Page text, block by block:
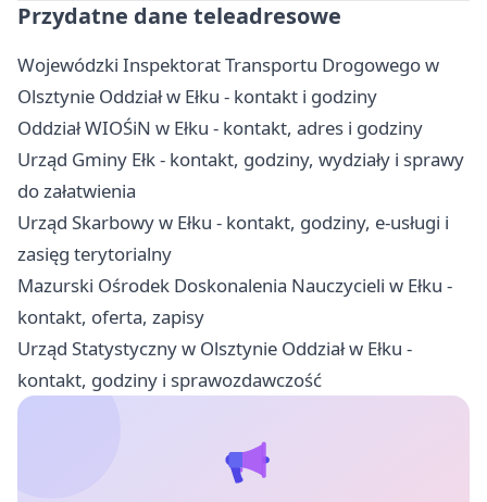
Przydatne dane teleadresowe
Wojewódzki Inspektorat Transportu Drogowego w
Olsztynie Oddział w Ełku - kontakt i godziny
Oddział WIOŚiN w Ełku - kontakt, adres i godziny
Urząd Gminy Ełk - kontakt, godziny, wydziały i sprawy
do załatwienia
Urząd Skarbowy w Ełku - kontakt, godziny, e-usługi i
zasięg terytorialny
Mazurski Ośrodek Doskonalenia Nauczycieli w Ełku -
kontakt, oferta, zapisy
Urząd Statystyczny w Olsztynie Oddział w Ełku -
kontakt, godziny i sprawozdawczość